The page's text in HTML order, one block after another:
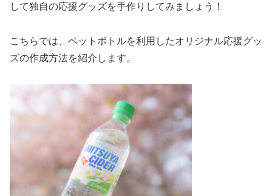
して独自の応援グッズを手作りしてみましょう！
こちらでは、ペットボトルを利用したオリジナル応援グッ
ズの作成方法を紹介します。